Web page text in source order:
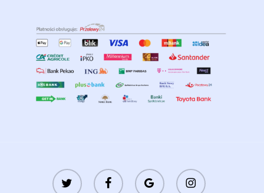
twitter facebook
google-
plus
instagram